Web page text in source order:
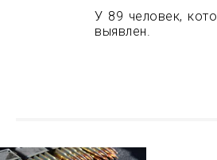
У 89 человек,
выявлен.